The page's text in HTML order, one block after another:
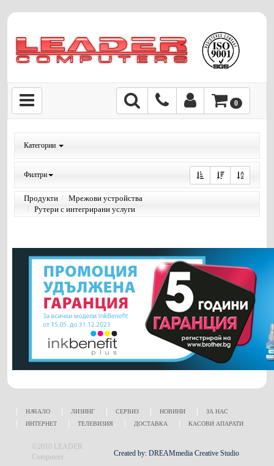
0
Категории
Филтри
Продукти
Мрежови устройства
Рутери с интегрирани услуги
НАЧАЛО ЛИЗИНГ СЕРВИЗ НОВИНИ
ЗА НАС
ИНТЕРНЕТ
ТЕЛЕВИЗИЯ ДОСТАВКА КАСОВИ АПАРАТИ
Created by: DREAMmedia Creative Studio
©2010 LEADER
Computers